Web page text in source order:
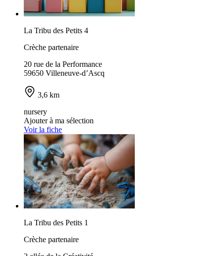
La Tribu des Petits 4
Crèche partenaire
20 rue de la Performance
59650 Villeneuve-d’Ascq
3,6 km
nursery
Ajouter à ma sélection
Voir la fiche
La Tribu des Petits 1
Crèche partenaire